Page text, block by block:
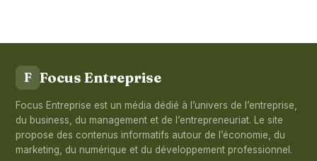
F Focus Entreprise
Focus Entreprise est un média dédié à l’univers de l’entreprise,
du business, du management et de l’entrepreneuriat. Le site
propose des contenus informatifs autour de l’économie, du
marketing, du numérique et du développement professionnel.